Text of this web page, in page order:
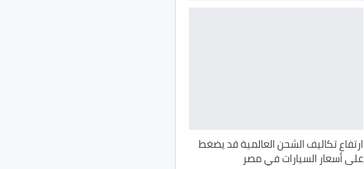
ارتفاع تكاليف الشحن العالمية قد يضغط
على أسعار السيارات في مصر